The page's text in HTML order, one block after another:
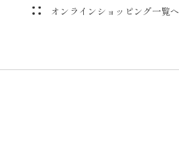
オンラインショッピング一覧へ